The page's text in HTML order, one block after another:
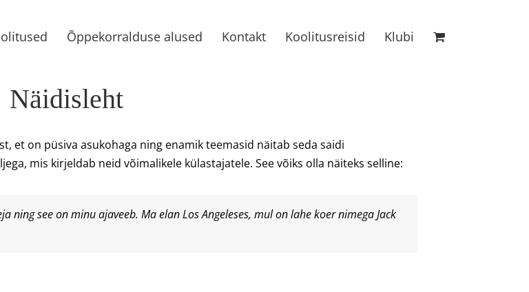
Õppekorralduse alused Kontakt Koolitusreisid Klubi
Näidisleht
et on püsiva asukohaga ning enamik teemasid näitab seda saidi
mis kirjeldab neid võimalikele külastajatele. See võiks olla näiteks selline:
see on minu ajaveeb. Ma elan Los Angeleses, mul on lahe koer nimega Jack